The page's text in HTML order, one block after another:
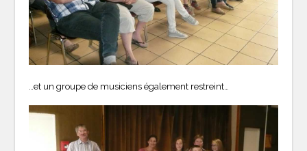
…et un groupe de musiciens également restreint…